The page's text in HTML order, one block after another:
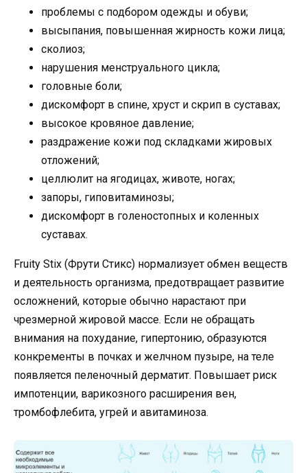
проблемы с подбором одежды и обуви;
высыпания, повышенная жирность кожи лица;
сколиоз;
нарушения менструального цикла;
головные боли;
дискомфорт в спине, хруст и скрип в суставах;
высокое кровяное давление;
раздражение кожи под складками жировых
отложений;
целлюлит на ягодицах, животе, ногах;
запоры, гиповитаминозы;
дискомфорт в голеностопных и коленных
суставах.
Fruity Stix (Фрути Стикс) нормализует обмен веществ
и деятельность организма, предотвращает развитие
осложнений, которые обычно нарастают при
чрезмерной жировой массе. Если не обращать
внимания на похудание, гипертонию, образуются
конкременты в почках и желчном пузыре, на теле
появляется пеленочный дерматит. Повышает риск
импотенции, варикозного расширения вен,
тромбофлебита, угрей и авитаминоза.